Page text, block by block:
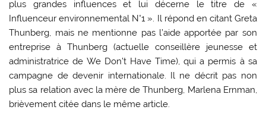
plus grandes influences et lui décerne le titre de «
Influenceur environnemental N°1 ». Il répond en citant Greta
Thunberg, mais ne mentionne pas l’aide apportée par son
entreprise à Thunberg (actuelle conseillère jeunesse et
administratrice de We Don’t Have Time), qui a permis à sa
campagne de devenir internationale. Il ne décrit pas non
plus sa relation avec la mère de Thunberg, Marlena Ernman,
brièvement citée dans le même article.